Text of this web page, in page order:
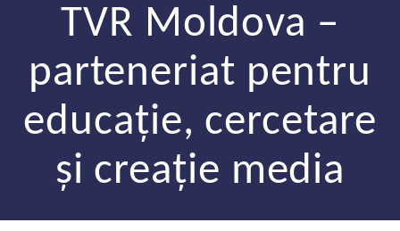
TVR Moldova –
parteneriat pentru
educație, cercetare
și creație media